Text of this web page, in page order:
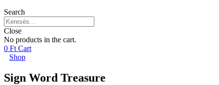
Search
Close
No products in the cart.
0 Ft Cart
Shop
Sign Word Treasure